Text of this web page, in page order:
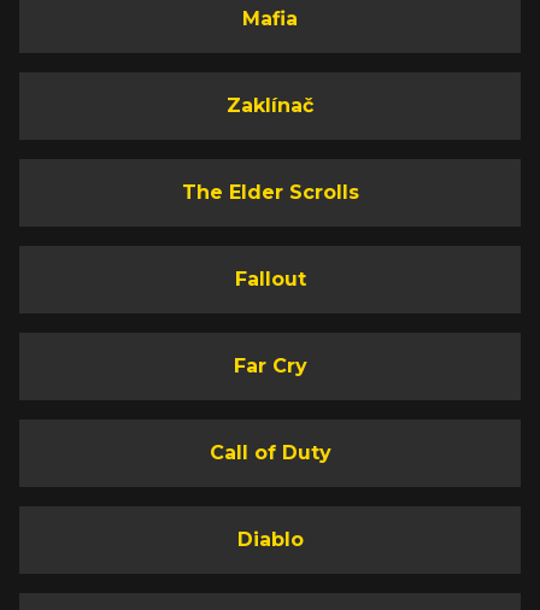
Mafia
Zaklínač
The Elder Scrolls
Fallout
Far Cry
Call of Duty
Diablo